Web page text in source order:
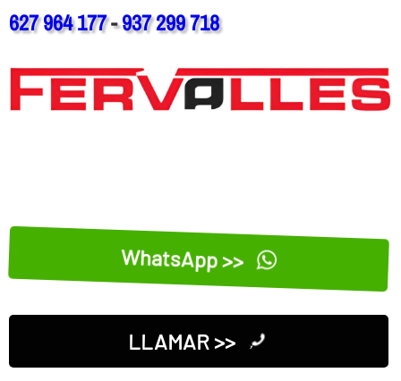
627 964 177-937 299 718
WhatsApp >>
LLAMAR >>